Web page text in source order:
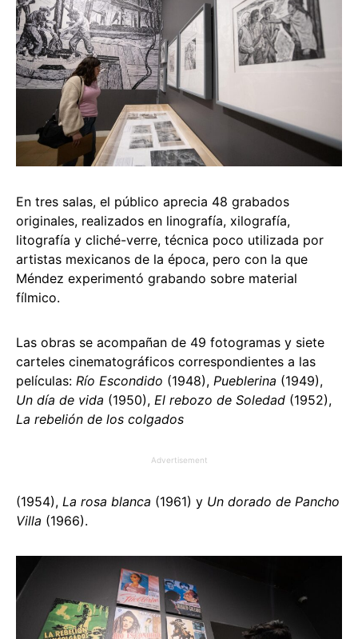
En tres salas, el público aprecia 48 grabados
originales, realizados en linografía, xilografía,
litografía y cliché-verre, técnica poco utilizada por
artistas mexicanos de la época, pero con la que
Méndez experimentó grabando sobre material
fílmico.
Las obras se acompañan de 49 fotogramas y siete
carteles cinematográficos correspondientes a las
películas: Río Escondido (1948), Pueblerina (1949),
Un día de vida (1950), El rebozo de Soledad (1952),
La rebelión de los colgados
Advertisement
(1954), La rosa blanca (1961) y Un dorado de Pancho
Villa (1966).